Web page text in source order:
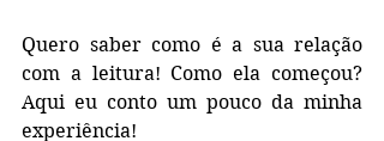
Quero saber como é a sua relação
com a leitura! Como ela começou?
Aqui eu conto um pouco da minha
experiência!